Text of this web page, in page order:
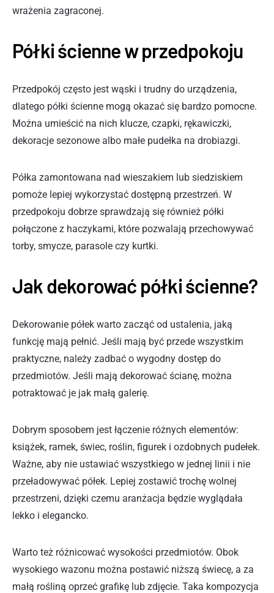
wrażenia zagraconej.
Półki ścienne w przedpokoju
Przedpokój często jest wąski i trudny do urządzenia,
dlatego półki ścienne mogą okazać się bardzo pomocne.
Można umieścić na nich klucze, czapki, rękawiczki,
dekoracje sezonowe albo małe pudełka na drobiazgi.
Półka zamontowana nad wieszakiem lub siedziskiem
pomoże lepiej wykorzystać dostępną przestrzeń. W
przedpokoju dobrze sprawdzają się również półki
połączone z haczykami, które pozwalają przechowywać
torby, smycze, parasole czy kurtki.
Jak dekorować półki ścienne?
Dekorowanie półek warto zacząć od ustalenia, jaką
funkcję mają pełnić. Jeśli mają być przede wszystkim
praktyczne, należy zadbać o wygodny dostęp do
przedmiotów. Jeśli mają dekorować ścianę, można
potraktować je jak małą galerię.
Dobrym sposobem jest łączenie różnych elementów:
książek, ramek, świec, roślin, figurek i ozdobnych pudełek.
Ważne, aby nie ustawiać wszystkiego w jednej linii i nie
przeładowywać półek. Lepiej zostawić trochę wolnej
przestrzeni, dzięki czemu aranżacja będzie wyglądała
lekko i elegancko.
Warto też różnicować wysokości przedmiotów. Obok
wysokiego wazonu można postawić niższą świecę, a za
małą rośliną oprzeć grafikę lub zdjęcie. Taka kompozycja